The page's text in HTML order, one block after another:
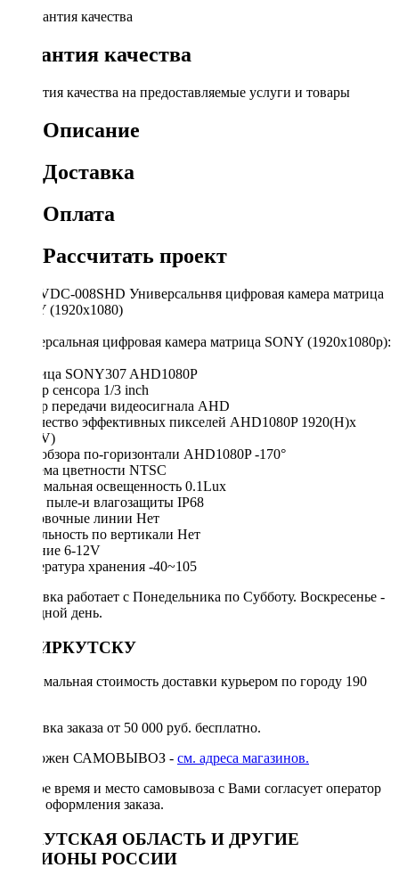
Гарантия качества
Гарантия качества на предоставляемые услуги и товары
Описание
Доставка
Оплата
Рассчитать проект
Incar VDC-008SHD Универсальнвя цифровая камера матрица
SONY (1920х1080)
Универсальная цифровая камера матрица SONY (1920х1080p):
Матрица SONY307 AHD1080P
Размер сенсора 1/3 inch
Выбор передачи видеосигнала AHD
Количество эффективных пикселей AHD1080P 1920(H)x
1080(V)
Угол обзора по-горизонтали AHD1080P -170°
Система цветности NTSC
Минимальная освещенность 0.1Lux
Класс пыле-и влагозащиты IP68
Парковочные линии Нет
Зеркальность по вертикали Нет
Питание 6-12V
Температура хранения -40~105
Доставка работает с Понедельника по Субботу. Воскресенье -
выходной день.
ПО ИРКУТСКУ
Минимальная стоимость доставки курьером по городу 190
Доставка заказа от 50 000 руб. бесплатно.
Возможен САМОВЫВОЗ - см. адреса магазинов.
Точное время и место самовывоза с Вами согласует оператор
после оформления заказа.
ИРКУТСКАЯ ОБЛАСТЬ И ДРУГИЕ
РЕГИОНЫ РОССИИ